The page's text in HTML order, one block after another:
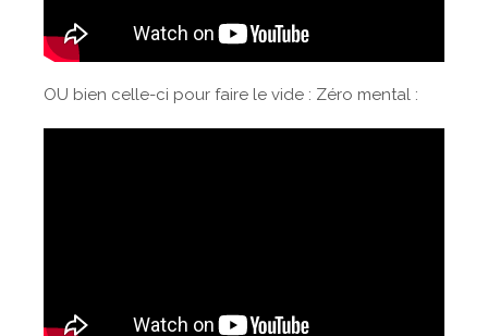
OU bien celle-ci pour faire le vide : Zéro mental :